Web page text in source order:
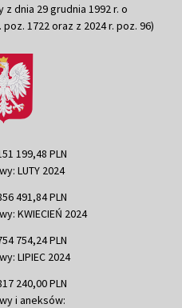
dnia 29 grudnia 1992 r. o
1722 oraz z 2024 r. poz. 96)
199,48 PLN
LUTY 2024
491,84 PLN
KWIECIEŃ 2024
754,24 PLN
LIPIEC 2024
240,00 PLN
i aneksów: